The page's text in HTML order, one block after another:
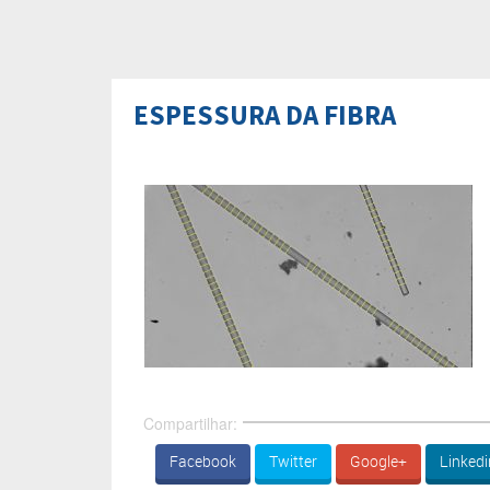
ESPESSURA DA FIBRA
Compartilhar:
Facebook Twitter Google+